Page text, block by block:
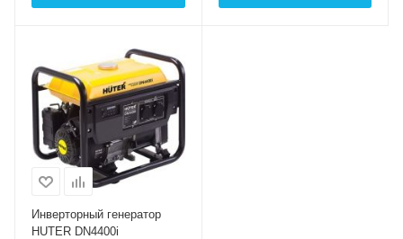
Инверторный генератор
HUTER DN4400i